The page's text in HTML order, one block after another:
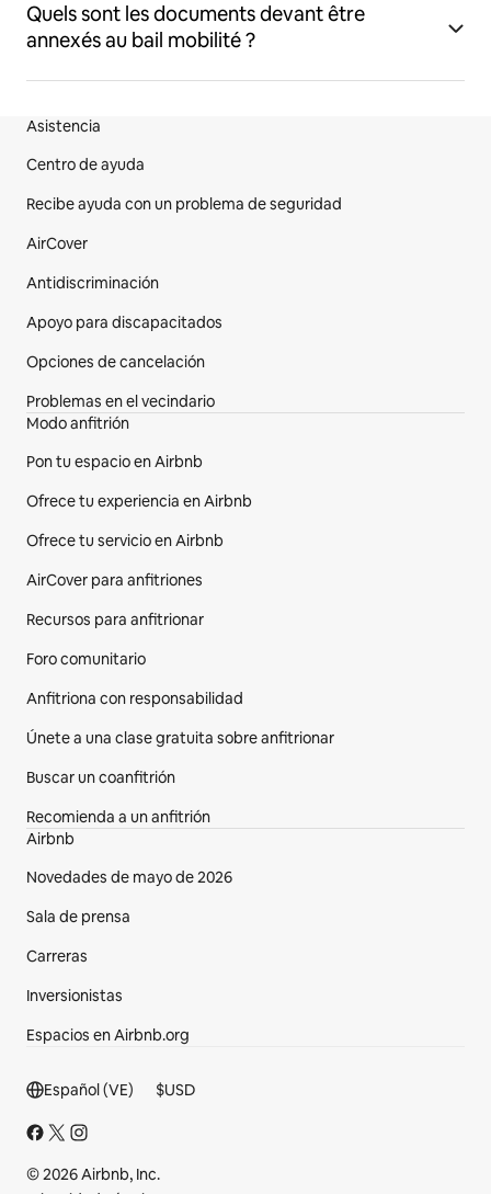
Quels sont les documents devant être
annexés au bail mobilité ?
Pie de página del sitio web
Asistencia
Centro de ayuda
Recibe ayuda con un problema de seguridad
AirCover
Antidiscriminación
Apoyo para discapacitados
Opciones de cancelación
Problemas en el vecindario
Modo anfitrión
Pon tu espacio en Airbnb
Ofrece tu experiencia en Airbnb
Ofrece tu servicio en Airbnb
AirCover para anfitriones
Recursos para anfitrionar
Foro comunitario
Anfitriona con responsabilidad
Únete a una clase gratuita sobre anfitrionar
Buscar un coanfitrión
Recomienda a un anfitrión
Airbnb
Novedades de mayo de 2026
Sala de prensa
Carreras
Inversionistas
Espacios en Airbnb.org
Sección del pie de página
Español (VE) $USD
© 2026 Airbnb, Inc.